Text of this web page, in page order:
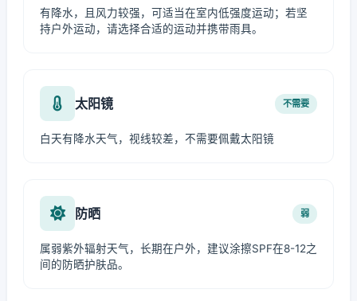
有降水，且风力较强，可适当在室内低强度运动；若坚
持户外运动，请选择合适的运动并携带雨具。
太阳镜 不需要
白天有降水天气，视线较差，不需要佩戴太阳镜
防晒 弱
属弱紫外辐射天气，长期在户外，建议涂擦SPF在8-12之
间的防晒护肤品。